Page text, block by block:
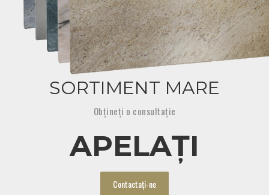
SORTIMENT MARE
Obțineți o consultație
APELAȚI
Сontactați-ne